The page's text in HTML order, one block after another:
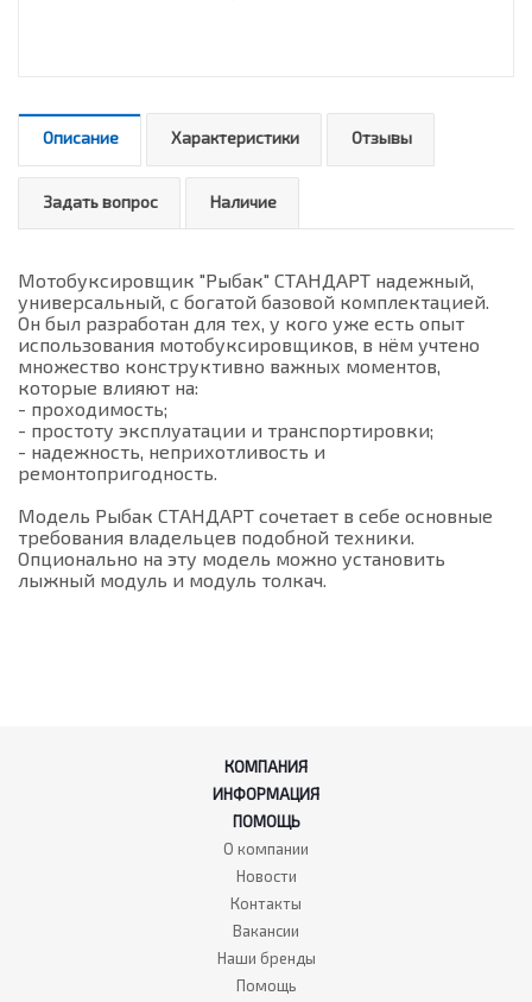
Описание Характеристики Отзывы
Задать вопрос Наличие
Мотобуксировщик "Рыбак" СТАНДАРТ надежный,
универсальный, с богатой базовой комплектацией.
Он был разработан для тех, у кого уже есть опыт
использования мотобуксировщиков, в нём учтено
множество конструктивно важных моментов,
которые влияют на:
- проходимость;
- простоту эксплуатации и транспортировки;
- надежность, неприхотливость и
ремонтопригодность.
Модель Рыбак СТАНДАРТ сочетает в себе основные
требования владельцев подобной техники.
Опционально на эту модель можно установить
лыжный модуль и модуль толкач.
КОМПАНИЯ
ИНФОРМАЦИЯ
ПОМОЩЬ
О компании
Новости
Контакты
Вакансии
Наши бренды
Помощь